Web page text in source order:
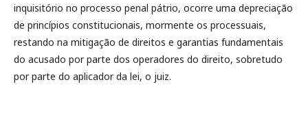
inquisitório no processo penal pátrio, ocorre uma depreciação
de princípios constitucionais, mormente os processuais,
restando na mitigação de direitos e garantias fundamentais
do acusado por parte dos operadores do direito, sobretudo
por parte do aplicador da lei, o juiz.